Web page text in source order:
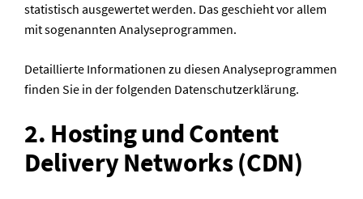
statistisch ausgewertet werden. Das geschieht vor allem
mit sogenannten Analyseprogrammen.
Detaillierte Informationen zu diesen Analyseprogrammen
finden Sie in der folgenden Datenschutzerklärung.
2. Hosting und Content
Delivery Networks (CDN)